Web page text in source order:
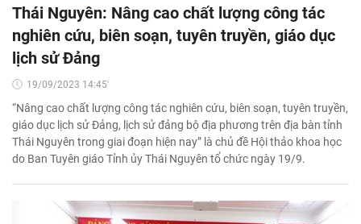
Thái Nguyên: Nâng cao chất lượng công tác
nghiên cứu, biên soạn, tuyên truyền, giáo dục
lịch sử Đảng
19/09/2023 14:45'
“Nâng cao chất lượng công tác nghiên cứu, biên soạn, tuyên truyền,
giáo dục lịch sử Đảng, lịch sử đảng bộ địa phương trên địa bàn tỉnh
Thái Nguyên trong giai đoạn hiện nay” là chủ đề Hội thảo khoa học
do Ban Tuyên giáo Tỉnh ủy Thái Nguyên tổ chức ngày 19/9.